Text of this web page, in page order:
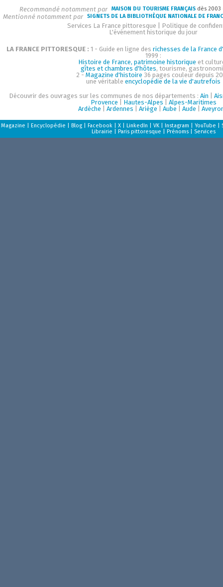
Recommandé notamment par MAISON DU TOURISME FRANÇAIS dès
Mentionné notamment par SIGNETS DE LA BIBLIOTHÈQUE NATIONALE DE
Services La France pittoresque
Politique de
L'événement historique du jour
LA FRANCE PITTORESQUE : 1 - Guide en ligne des richesses de la France
1999 :
Histoire de France, patrimoine historique et
gîtes et chambres d'hôtes, tourisme,
2 - Magazine d'histoire 36 pages couleur depuis
une véritable encyclopédie de la vie d'autrefois
Découvrir des ouvrages sur les communes de nos départements : Ain
Provence
Hautes-Alpes
Alpes-Maritimes
Ardèche
Ardennes Ariège Aube Aude
Magazine Encyclopédie Blog| Facebook| X| LinkedIn VK| Instagram YouTube
Librairie
Paris pittoresque Prénoms| Services